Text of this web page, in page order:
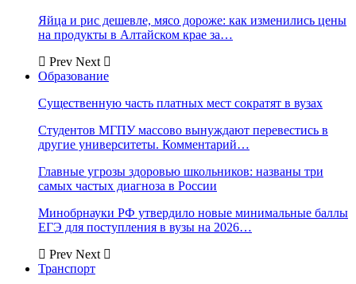
Яйца и рис дешевле, мясо дороже: как изменились цены
на продукты в Алтайском крае за…
Prev Next
Образование
Существенную часть платных мест сократят в вузах
Студентов МГПУ массово вынуждают перевестись в
другие университеты. Комментарий…
Главные угрозы здоровью школьников: названы три
самых частых диагноза в России
Минобрнауки РФ утвердило новые минимальные баллы
ЕГЭ для поступления в вузы на 2026…
Prev Next
Транспорт